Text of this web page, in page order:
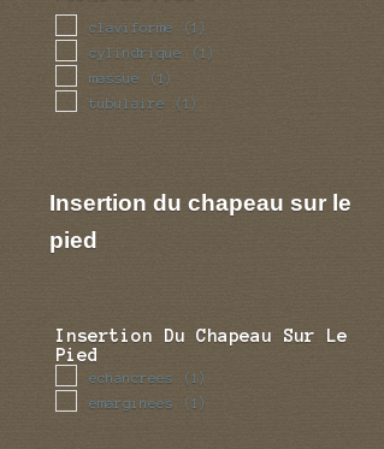
claviforme (1)
cylindrique (1)
massue (1)
tubulaire (1)
Insertion du chapeau sur le
pied
Insertion Du Chapeau Sur Le
Pied
echancrees (1)
emarginees (1)